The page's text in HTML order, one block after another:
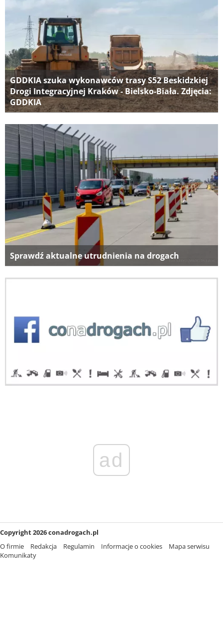
GDDKIA szuka wykonawców trasy S52 Beskidzkiej
Drogi Integracyjnej Kraków - Bielsko-Biała. Zdjęcia:
GDDKIA
Sprawdź aktualne utrudnienia na drogach
ad
Copyright 2026 conadrogach.pl
O firmie
Redakcja Regulamin Informacje o cookies
Mapa serwisu
Komunikaty